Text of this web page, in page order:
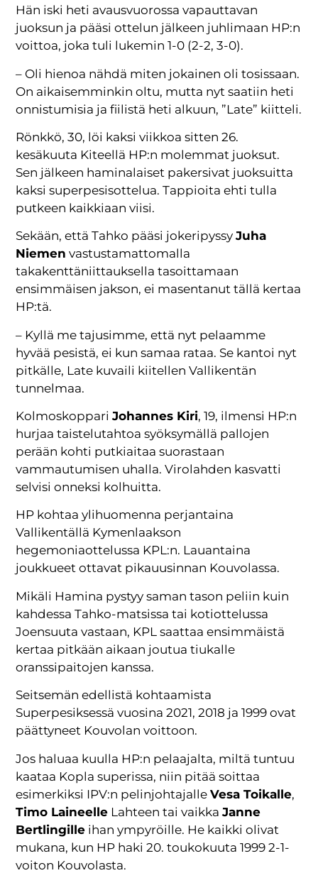
Hän iski heti avausvuorossa vapauttavan
juoksun ja pääsi ottelun jälkeen juhlimaan HP:n
voittoa, joka tuli lukemin 1-0 (2-2, 3-0).
– Oli hienoa nähdä miten jokainen oli tosissaan.
On aikaisemminkin oltu, mutta nyt saatiin heti
onnistumisia ja fiilistä heti alkuun, ”Late” kiitteli.
Rönkkö, 30, löi kaksi viikkoa sitten 26.
kesäkuuta Kiteellä HP:n molemmat juoksut.
Sen jälkeen haminalaiset pakersivat juoksuitta
kaksi superpesisottelua. Tappioita ehti tulla
putkeen kaikkiaan viisi.
Sekään, että Tahko pääsi jokeripyssyJuha
Niemen vastustamattomalla
takakenttäniittauksella tasoittamaan
ensimmäisen jakson, ei masentanut tällä kertaa
HP:tä.
– Kyllä me tajusimme, että nyt pelaamme
hyvää pesistä, ei kun samaa rataa. Se kantoi nyt
pitkälle, Late kuvaili kiitellen Vallikentän
tunnelmaa.
KolmoskoppariJohannes Kiri, 19, ilmensi HP:n
hurjaa taistelutahtoa syöksymällä pallojen
perään kohti putkiaitaa suorastaan
vammautumisen uhalla. Virolahden kasvatti
selvisi onneksi kolhuitta.
HP kohtaa ylihuomenna perjantaina
Vallikentällä Kymenlaakson
hegemoniaottelussa KPL:n. Lauantaina
joukkueet ottavat pikauusinnan Kouvolassa.
Mikäli Hamina pystyy saman tason peliin kuin
kahdessa Tahko-matsissa tai kotiottelussa
Joensuuta vastaan, KPL saattaa ensimmäistä
kertaa pitkään aikaan joutua tiukalle
oranssipaitojen kanssa.
Seitsemän edellistä kohtaamista
Superpesiksessä vuosina 2021, 2018 ja 1999 ovat
päättyneet Kouvolan voittoon.
Jos haluaa kuulla HP:n pelaajalta, miltä tuntuu
kaataa Kopla superissa, niin pitää soittaa
esimerkiksi IPV:n pelinjohtajalleVesa Toikalle,
Timo Laineelle Lahteen tai vaikkaJanne
Bertlingille ihan ympyröille. He kaikki olivat
mukana, kun HP haki 20. toukokuuta 1999 2-1-
voiton Kouvolasta.